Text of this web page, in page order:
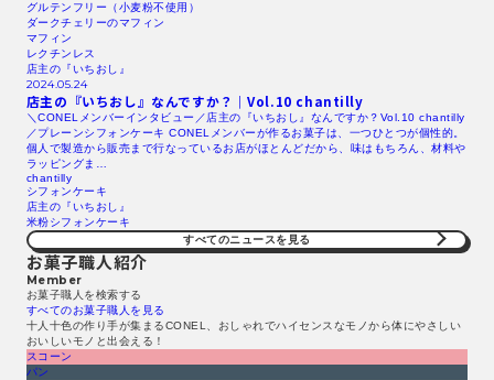
グルテンフリー（小麦粉不使用）
ダークチェリーのマフィン
マフィン
レクチンレス
店主の『いちおし』
2024.05.24
店主の『いちおし』なんですか？｜Vol.10 chantilly
＼CONELメンバーインタビュー／店主の『いちおし』なんですか？Vol.10 chantilly
／プレーンシフォンケーキ CONELメンバーが作るお菓子は、一つひとつが個性的。
個人で製造から販売まで行なっているお店がほとんどだから、味はもちろん、材料や
ラッピングま…
chantilly
シフォンケーキ
店主の『いちおし』
米粉シフォンケーキ
すべてのニュースを見る​
お菓子職人紹介
Member
お菓子職人を検索する​
すべてのお菓子職人を見る​
十人十色の作り手が集まるCONEL、おしゃれでハイセンスなモノから体にやさしい
おいしいモノと出会える！
スコーン
パン